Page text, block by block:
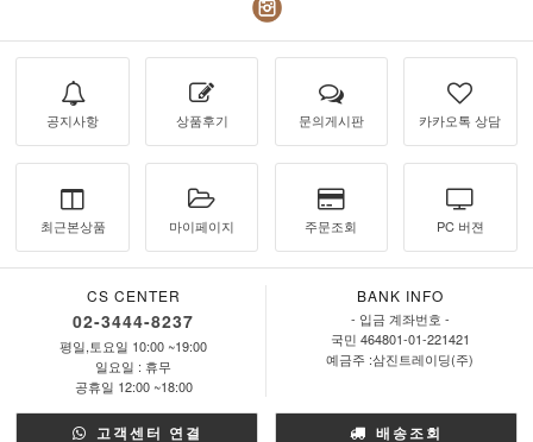
공지사항 상품후기 문의게시판 카카오톡 상담
최근본상품 마이페이지 주문조회 PC 버젼
CS CENTER
02-3444-8237
평일,토요일 10:00 ~19:00
일요일 : 휴무
공휴일 12:00 ~18:00
BANK INFO
- 입금 계좌번호 -
국민 464801-01-221421
예금주 :삼진트레이딩(주)
고객센터 연결 배송조회